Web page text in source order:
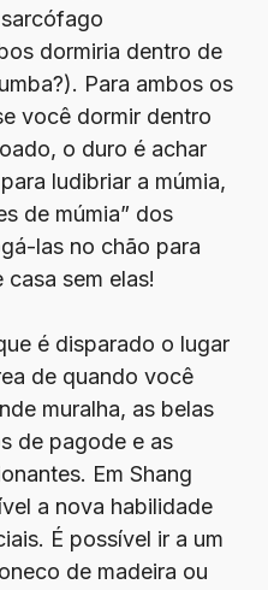
dormiria dentro de
Para ambos os
você dormir dentro
o duro é achar
ludibriar a múmia,
de múmia” dos
las no chão para
sem elas!
é disparado o lugar
de quando você
muralha, as belas
de pagode e as
Em Shang
a nova habilidade
É possível ir a um
de madeira ou